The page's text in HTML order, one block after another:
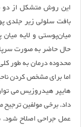
این روش متشکل از دو
بافت سلولی زیر جلدی
میان‌پوستی و لایه
حال حاضر به صورت
اما برای مشخص کردن
هایپر هیدروزیس می
عمل جراحی اصلاح شود.